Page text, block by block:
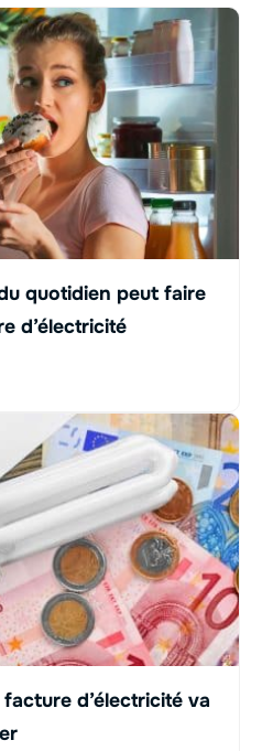
quotidien peut faire
d’électricité
d’électricité va